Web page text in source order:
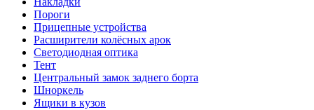
Пороги
Прицепные устройства
Расширители колёсных арок
Светодиодная оптика
Тент
Центральный замок заднего борта
Шноркель
Ящики в кузов